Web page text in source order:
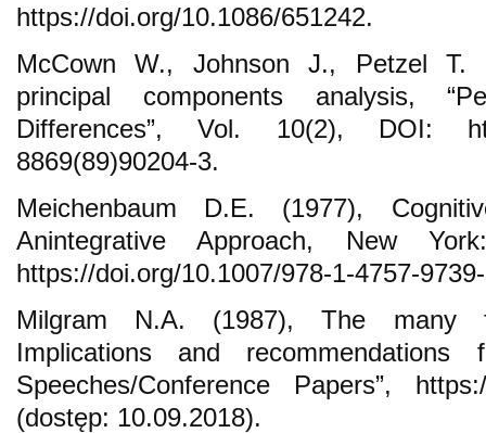
https://doi.org/10.1086/651242.
McCown W., Johnson J., Petzel T.
principal components analysis,
Differences”, Vol. 10(2), DOI:
8869(89)90204-3.
Meichenbaum D.E. (1977),
Anintegrative Approach, New
https://doi.org/10.1007/978-1-4757-
Milgram N.A. (1987), The many
Implications and recommendations
Speeches/Conference Papers”,
(dostęp: 10.09.2018).